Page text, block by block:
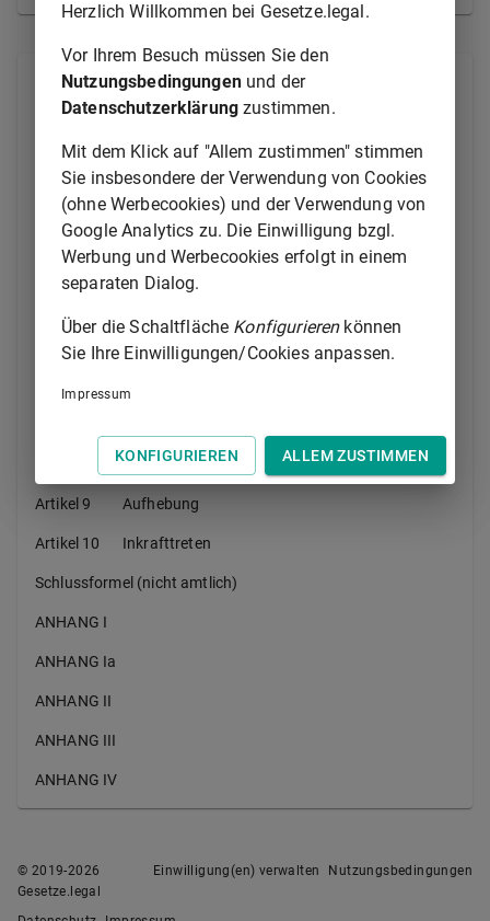
Alle Normen
Präambel
Artikel 1 Geltungsbereich
Artikel 2 Kontrollen in der Gemeinschaft
Artikel 3 Kontrollen in Drittländern
Artikel 5 Nichtzahlung der Ausfuhrerstattungen
Artikel 6
Übermittlung von Informationen
Artikel 9 Aufhebung
Artikel 10 Inkrafttreten
Schlussformel (nicht amtlich)
ANHANG I
ANHANG Ia
ANHANG II
ANHANG III
ANHANG IV
© 2019-2026
Gesetze.legal
Einwilligung(en) verwalten Nutzungsbedingungen
Herzlich Willkommen bei Gesetze.legal.
Vor Ihrem Besuch müssen Sie den
Nutzungsbedingungenund der
Datenschutzerklärung zustimmen.
Mit dem Klick auf "Allem zustimmen" stimmen
Sie insbesondere der Verwendung von Cookies
(ohne Werbecookies) und der Verwendung von
Google Analytics zu. Die Einwilligung bzgl.
Werbung und Werbecookies erfolgt in einem
separaten Dialog.
Über die Schaltfläche Konfigurierenkönnen
Sie Ihre Einwilligungen/Cookies anpassen.
Impressum
KONFIGURIEREN ALLEM ZUSTIMMEN